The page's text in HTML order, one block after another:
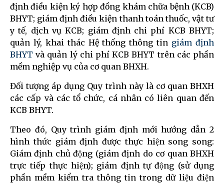
định điều kiện ký hợp đồng khám chữa bệnh (KCB)
BHYT; giám định điều kiện thanh toán thuốc, vật tư
y tế, dịch vụ KCB; giám định chi phí KCB BHYT;
quản lý, khai thác Hệ thống thông tin giám định
BHYT và quản lý chi phí KCB BHYT trên các phần
mềm nghiệp vụ của cơ quan BHXH.
Đối tượng áp dụng Quy trình này là cơ quan BHXH
các cấp và các tổ chức, cá nhân có liên quan đến
KCB BHYT.
Theo đó, Quy trình giám định mới hướng dẫn 2
hình thức giám định được thực hiện song song:
Giám định chủ động (giám định do cơ quan BHXH
trực tiếp thực hiện); giám định tự động (sử dụng
phần mềm kiểm tra thông tin trong dữ liệu điện